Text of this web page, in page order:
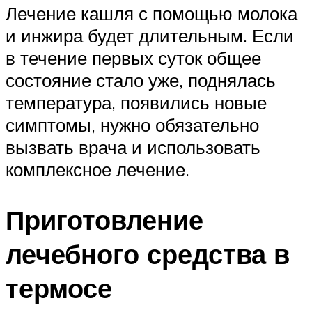
Лечение кашля с помощью молока
и инжира будет длительным. Если
в течение первых суток общее
состояние стало уже, поднялась
температура, появились новые
симптомы, нужно обязательно
вызвать врача и использовать
комплексное лечение.
Приготовление
лечебного средства в
термосе